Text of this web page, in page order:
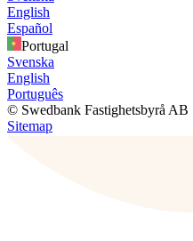
English
Español
Portugal
Svenska
English
Português
© Swedbank Fastighetsbyrå AB
Sitemap